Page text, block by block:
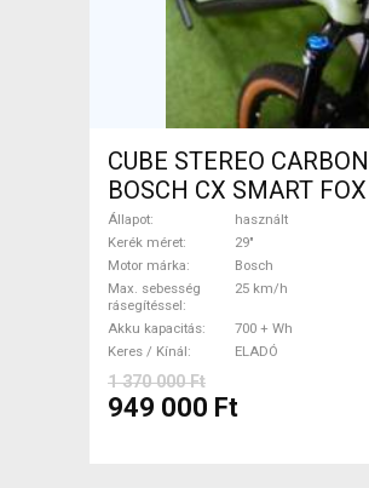
CUBE STEREO CARBON
BOSCH CX SMART
Elektromos Mountain
29" össztelós / fully
használt ELADÓ
Állapot
használt
Kerék méret
29"
Motor márka
Bosch
Max. sebesség
rásegítéssel
25 km/h
Akku kapacitás
700 + Wh
Keres / Kínál
ELADÓ
1 370 000 Ft
949 000 Ft